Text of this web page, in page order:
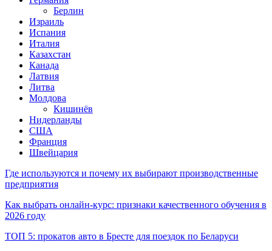
Берлин
Израиль
Испания
Италия
Казахстан
Канада
Латвия
Литва
Молдова
Кишинёв
Нидерланды
США
Франция
Швейцария
Где используются и почему их выбирают производственные
предприятия
Как выбрать онлайн-курс: признаки качественного обучения в
2026 году
ТОП 5: прокатов авто в Бресте для поездок по Беларуси